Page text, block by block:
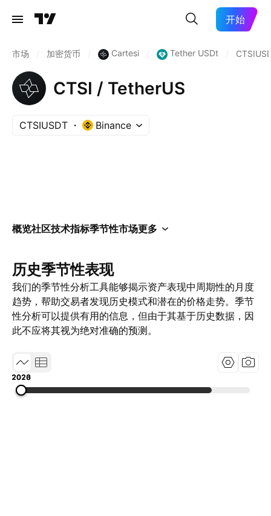
开始
市场 加密货币 Cartesi Tether USDt
CTSI / TetherUS
CTSIUSDT Binance
概览社区技术指标季节性市场更多
历史季节性表现
我们的季节性分析工具能够揭示资产表现中周期性的月度
趋势，帮助交易者发现历史模式和潜在的价格走势。季节
性分析可以提供有用的信息，但由于其基于历史数据，因
此不应将其视为绝对准确的预测。
2020
2023
2026